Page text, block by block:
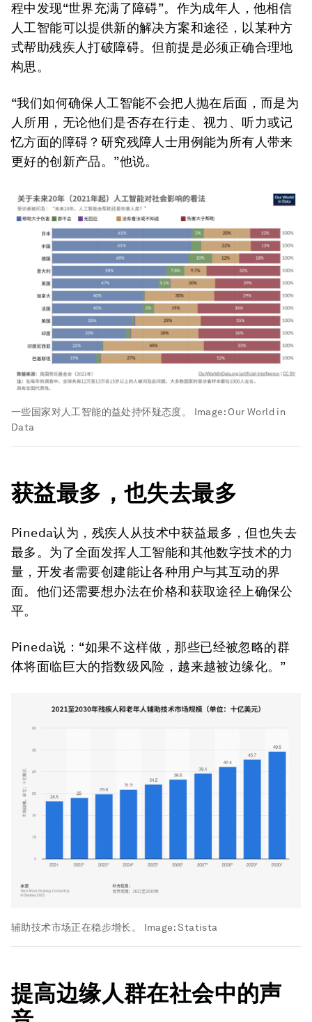
程中发现“世界充满了障碍”。作为成年人，他相信
人工智能可以提供新的解决方案和途径，以某种方
式帮助残疾人打破障碍。但前提是必须正确合理地
构思。
“我们如何确保人工智能不会把人抛在后面，而是为
人所用，无论他们是否存在行走、视力、听力或记
忆方面的障碍？研究残障人士用例能为所有人带来
更好的创新产品。”他说。
一些国家对人工智能的益处持怀疑态度。 Image: Our World in
Data
获益最多，也失去最多
Pineda认为，残疾人从技术中获益最多，但也失去
最多。为了全面发挥人工智能和其他数字技术的力
量，开发者需要创建能让各种用户与其互动的界
面。他们还需要想办法在价格和获取途径上确保公
平。
Pineda说：“如果不这样做，那些已经被忽略的群
体将面临巨大的指数级风险，越来越被边缘化。”
辅助技术市场正在稳步增长。 Image:Statista
提高边缘人群在社会中的声